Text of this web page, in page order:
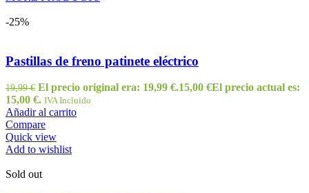
-25%
Pastillas de freno patinete eléctrico
19,99€ El precio original era: 19,99 €.15,00 €El precio actual es:
15,00 €. IVA Incluido
Añadir al carrito
Compare
Quick view
Add to wishlist
Sold out